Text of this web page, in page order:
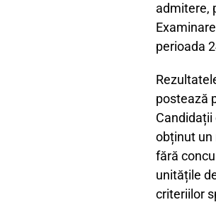
admitere,
perioada
postează
Candidații
obținut un
fără
unitățile
criteriilor